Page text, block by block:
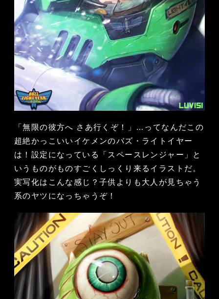
「無限の彼方へ さあ行くぞ！」…ってなんだこの
超絶かっこいいイケメンのバズ・ライトイヤー
は！設定になっている「スペースレンジャー」と
いうものがものすごくしっくり来るイラストだ。
実写化はこんな感じ？子供よりも大人が見ちゃう
系のヤツになっちゃうぞ！